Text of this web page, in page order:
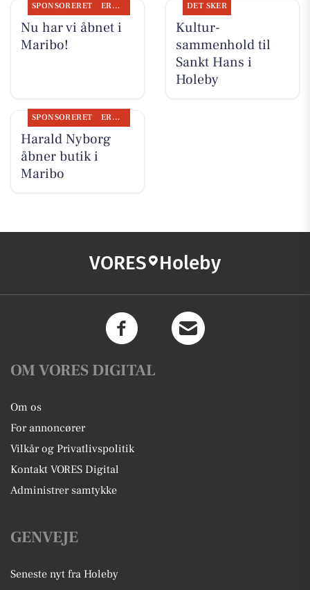
SPONSORERET ERHVERV
Nu har vi åbnet i
Maribo!
DET SKER
Kultur-
sammenhold til
Sankt Hans i
Holeby
SPONSORERET ERHVERV
Harald Nyborg
åbner butik i
Maribo
VORES Holeby
OM VORES DIGITAL
Om os
For annoncører
Vilkår og Privatlivspolitik
Kontakt VORES Digital
Administrer samtykke
GENVEJE
Seneste nyt fra Holeby